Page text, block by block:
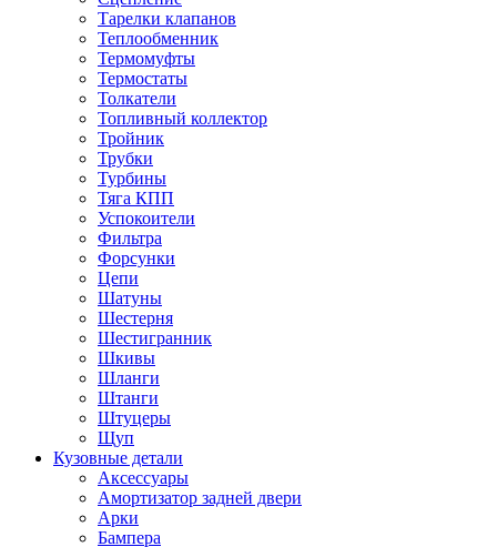
Тарелки клапанов
Теплообменник
Термомуфты
Термостаты
Толкатели
Топливный коллектор
Тройник
Трубки
Турбины
Тяга КПП
Успокоители
Фильтра
Форсунки
Цепи
Шатуны
Шестерня
Шестигранник
Шкивы
Шланги
Штанги
Штуцеры
Щуп
Кузовные детали
Аксессуары
Амортизатор задней двери
Арки
Бампера